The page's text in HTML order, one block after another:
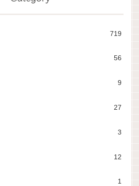
719
56
9
27
3
12
1